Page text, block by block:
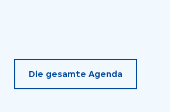
Die gesamte Agenda